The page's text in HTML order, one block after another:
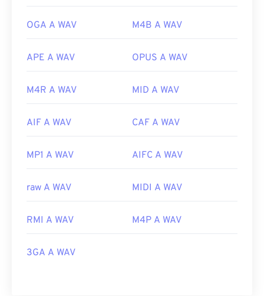
OGA A WAV M4B A WAV
APE A WAV OPUS A WAV
M4R A WAV MID A WAV
AIF A WAV CAF A WAV
MP1 A WAV AIFC A WAV
raw A WAV MIDI A WAV
RMI A WAV M4P A WAV
3GA A WAV